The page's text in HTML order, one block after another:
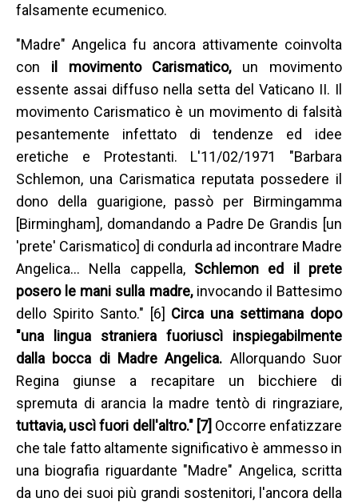
falsamente ecumenico.
"Madre" Angelica fu ancora attivamente coinvolta
con il movimento Carismatico, un movimento
essente assai diffuso nella setta del Vaticano II. Il
movimento Carismatico è un movimento di falsità
pesantemente infettato di tendenze ed idee
eretiche e Protestanti. L'11/02/1971 "Barbara
Schlemon, una Carismatica reputata possedere il
dono della guarigione, passò per Birmingamma
[Birmingham], domandando a Padre De Grandis [un
'prete' Carismatico] di condurla ad incontrare Madre
Angelica…
Nella cappella, Schlemon ed il prete
posero le mani sulla madre, invocando il Battesimo
dello Spirito Santo." [6] Circa una settimana dopo
"una lingua straniera fuoriuscì inspiegabilmente
dalla bocca di Madre Angelica. Allorquando Suor
Regina giunse a recapitare un bicchiere di
spremuta di arancia la madre tentò di ringraziare,
tuttavia, uscì fuori dell'altro." [7] Occorre enfatizzare
che tale fatto altamente significativo è ammesso in
una biografia riguardante "Madre" Angelica, scritta
da uno dei suoi più grandi sostenitori, l'ancora della